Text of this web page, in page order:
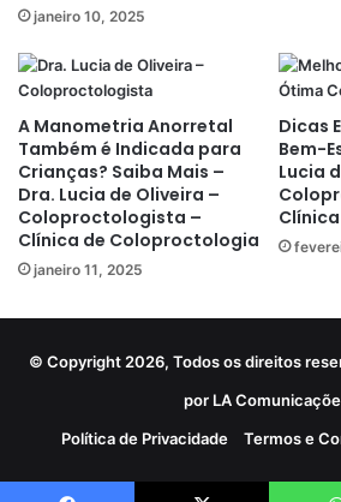
janeiro 10, 2025
A Manometria Anorretal
Também é Indicada para
Crianças? Saiba Mais –
Dra. Lucia de Oliveira –
Coloproctologista –
Clínica de Coloproctologia
janeiro 11, 2025
Dicas
Bem-
Lucia
© Copyright 2026, Todos os direitos
por LA
Política de Privacidade
Termos e